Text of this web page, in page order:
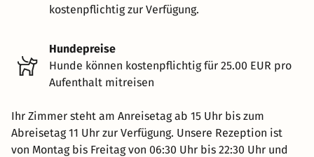
kostenpflichtig zur Verfügung.
Hundepreise
Hunde können kostenpflichtig für 25.00 EUR pro
Aufenthalt mitreisen
Ihr Zimmer steht am Anreisetag ab 15 Uhr bis zum
Abreisetag 11 Uhr zur Verfügung. Unsere Rezeption ist
von Montag bis Freitag von 06:30 Uhr bis 22:30 Uhr und